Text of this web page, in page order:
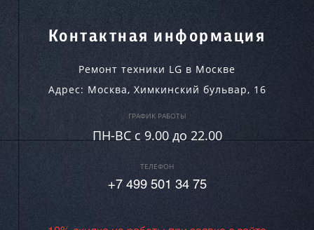
Контактная информация
Ремонт техники LG в Москве
Адрес: Москва, Химкинский бульвар, 16
ГРАФИК РАБОТЫ
ПН-ВC c 9.00 до 22.00
ТЕЛЕФОН
+7 499 501 34 75